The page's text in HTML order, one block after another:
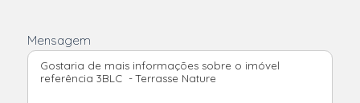
Mensagem